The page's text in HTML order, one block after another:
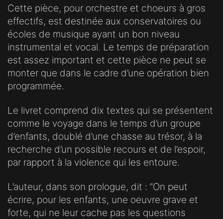
Cette pièce, pour orchestre et choeurs à gros
effectifs, est destinée aux conservatoires ou
écoles de musique ayant un bon niveau
instrumental et vocal. Le temps de préparation
est assez important et cette pièce ne peut se
monter que dans le cadre d’une opération bien
programmée.
Le livret comprend dix textes qui se présentent
comme le voyage dans le temps d’un groupe
d’enfants, doublé d’une chasse au trésor, à la
recherche d’un possible recours et de l’espoir,
par rapport à la violence qui les entoure.
L’auteur, dans son prologue, dit : “On peut
écrire, pour les enfants, une oeuvre grave et
forte, qui ne leur cache pas les questions